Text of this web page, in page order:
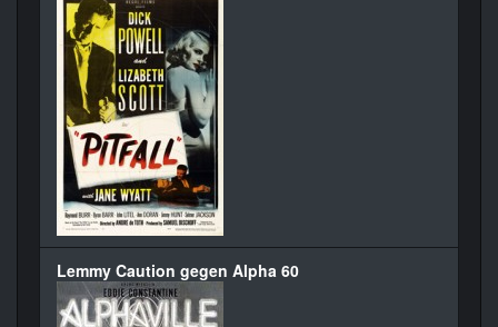
Lemmy Caution gegen Alpha 60